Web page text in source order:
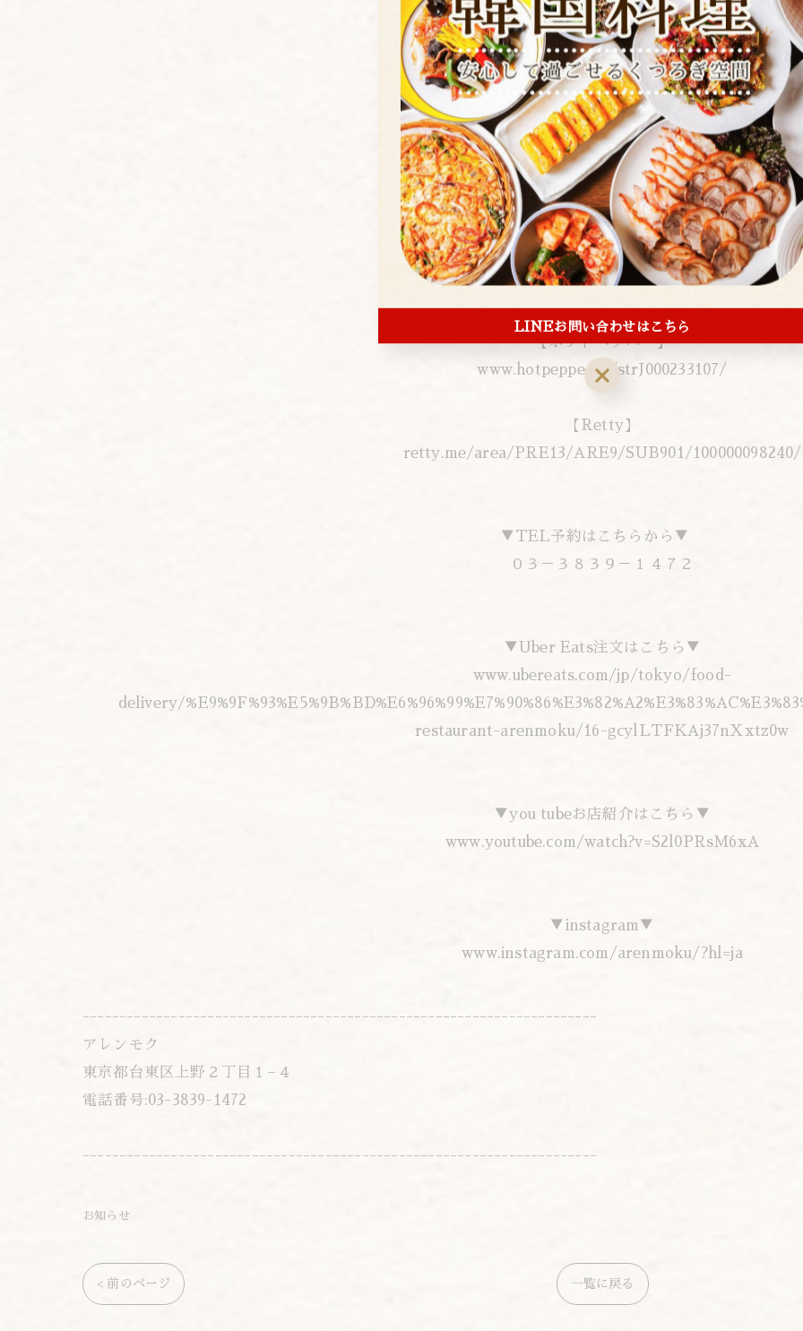
ご予約お待ちしております☆
▼Web予約はこちらから▼
【食べログ】
tabelog.com/tokyo/A1311/A131101/13003644/
【ぐるなび】
r.gnavi.co.jp/p350701/
【ホットペッパー】
www.hotpepper.jp/strJ000233107/
【Retty】
retty.me/area/PRE13/ARE9/SUB901/100000098240/
▼TEL予約はこちらから▼
０３－３８３９－１４７２
▼Uber Eats注文はこちら▼
www.ubereats.com/jp/tokyo/food-
delivery/
restaurant-arenmoku/16-gcylLTFKAj37nXxtz0w
▼you tubeお店紹介はこちら▼
www.youtube.com/watch?v=S2l0PRsM6xA
▼instagram▼
www.instagram.com/arenmoku/?hl=ja
----------------------------------------------------------------------
アレンモク
東京都台東区上野２丁目１−４
電話番号:03-3839-1472
----------------------------------------------------------------------
お知らせ
< 前のページ 一覧に戻る
LINEお問い合わせはこちら